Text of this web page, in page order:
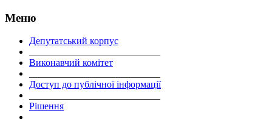
Меню
Депутатський корпус
Виконавчий комітет
Доступ до публічної інформації
Рішення